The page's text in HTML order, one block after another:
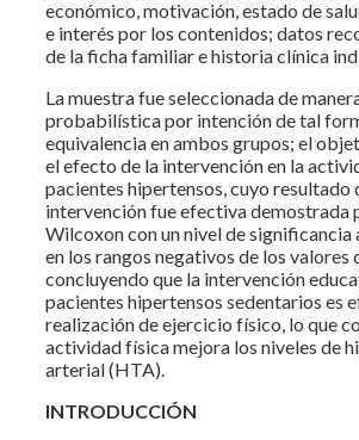
económico, motivación, estado de
e interés por los contenidos; datos
de la ficha familiar e historia clínica
La muestra fue seleccionada de
probabilística por intención de tal
equivalencia en ambos grupos; el
el efecto de la intervención en la
pacientes hipertensos, cuyo resultado
intervención fue efectiva demostrada
Wilcoxon con un nivel de significancia
en los rangos negativos de los valores
concluyendo que la intervención
pacientes hipertensos sedentarios es
realización de ejercicio físico, lo que
actividad física mejora los niveles de
arterial (HTA).
INTRODUCCIÓN